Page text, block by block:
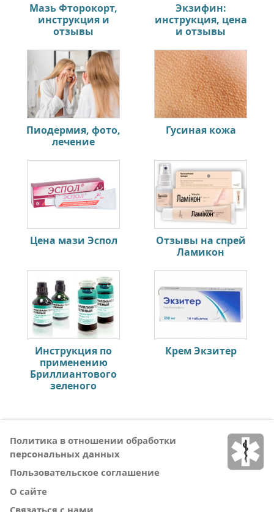
Мазь Фторокорт,
инструкция и
отзывы
Экзифин:
инструкция, цена
и отзывы
Пиодермия, фото,
лечение
Гусиная кожа
Цена мази Эспол
Отзывы на спрей
Ламикон
Инструкция по
применению
Бриллиантового
зеленого
Крем Экзитер
Политика в отношении обработки
персональных данных
Пользовательское соглашение
О сайте
Связаться с нами